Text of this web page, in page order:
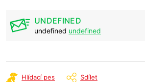
UNDEFINED
undefined undefined
Hlídací pes Sdílet